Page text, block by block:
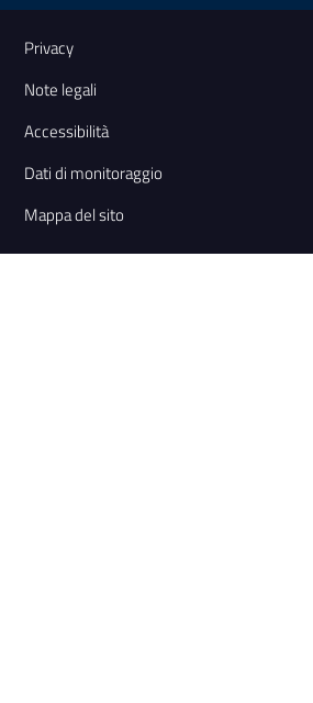
Link e informazioni utili
Privacy
Note legali
Accessibilità
Dati di monitoraggio
Mappa del sito